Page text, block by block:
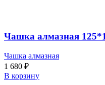
Чашка алмазная
Чашка алмазная
1 680 ₽
В корзину